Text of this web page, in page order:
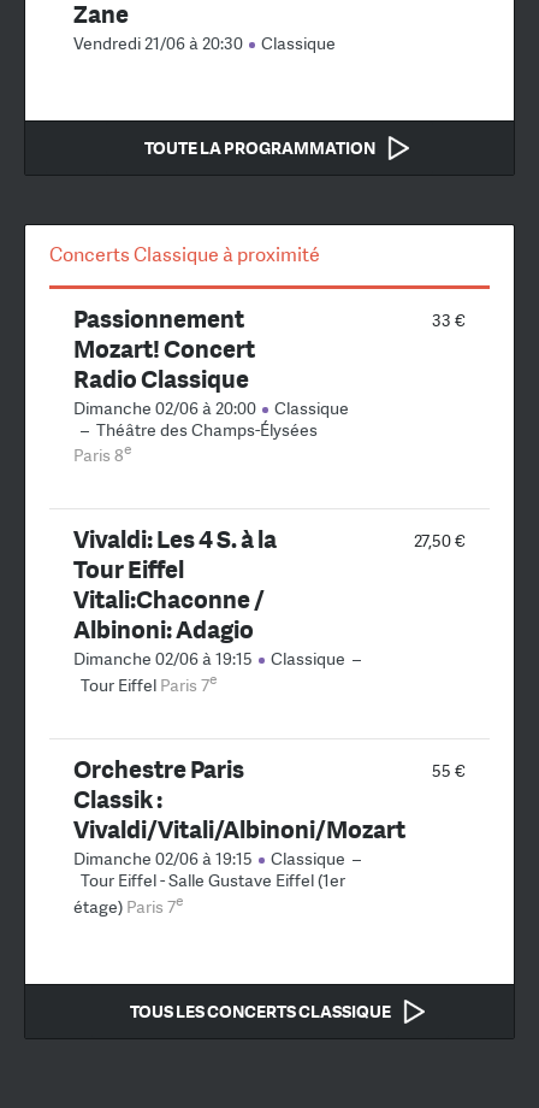
Zane
Vendredi 21/06 à 20:30 Classique
TOUTE LA PROGRAMMATION
Concerts Classique à proximité
33 €
Passionnement
Mozart! Concert
Radio Classique
Dimanche 02/06 à 20:00
Classique
– Théâtre des Champs-Élysées
Paris 8e
27,50 €
Vivaldi: Les 4 S. à la
Tour Eiffel
Vitali:Chaconne /
Albinoni: Adagio
Dimanche 02/06 à 19:15 Classique –
Tour Eiffel Paris 7e
55 €
Orchestre Paris
Classik :
Vivaldi/Vitali/Albinoni/Mozart
Dimanche 02/06 à 19:15 Classique –
Tour Eiffel - Salle Gustave Eiffel (1er
étage) Paris 7e
TOUS LES CONCERTS CLASSIQUE